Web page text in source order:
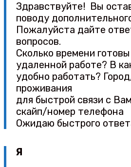
Здравствуйте! Вы
поводу
Пожалуйста дайте
вопросов.
Сколько времени
удаленной работе? В
удобно работать?
проживания
для быстрой связи с
скайп/номер телефона
Ожидаю быстрого
Я